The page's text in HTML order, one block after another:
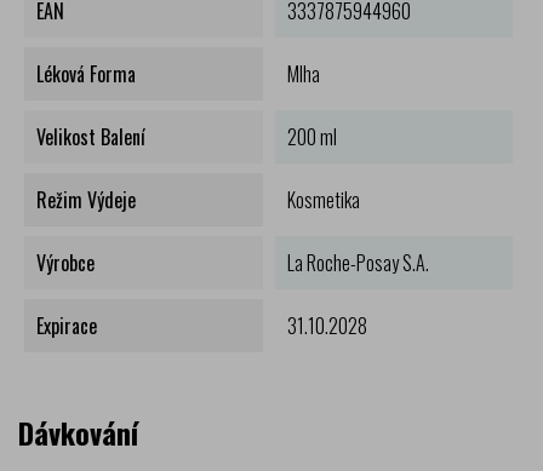
EAN 3337875944960
Léková Forma Mlha
Velikost Balení 200 ml
Režim Výdeje Kosmetika
Výrobce La Roche-Posay S.A.
Expirace 31.10.2028
Dávkování